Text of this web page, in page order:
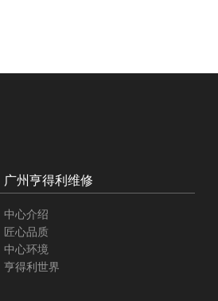
广州亨得利维修
中心介绍
匠心品质
中心环境
亨得利世界